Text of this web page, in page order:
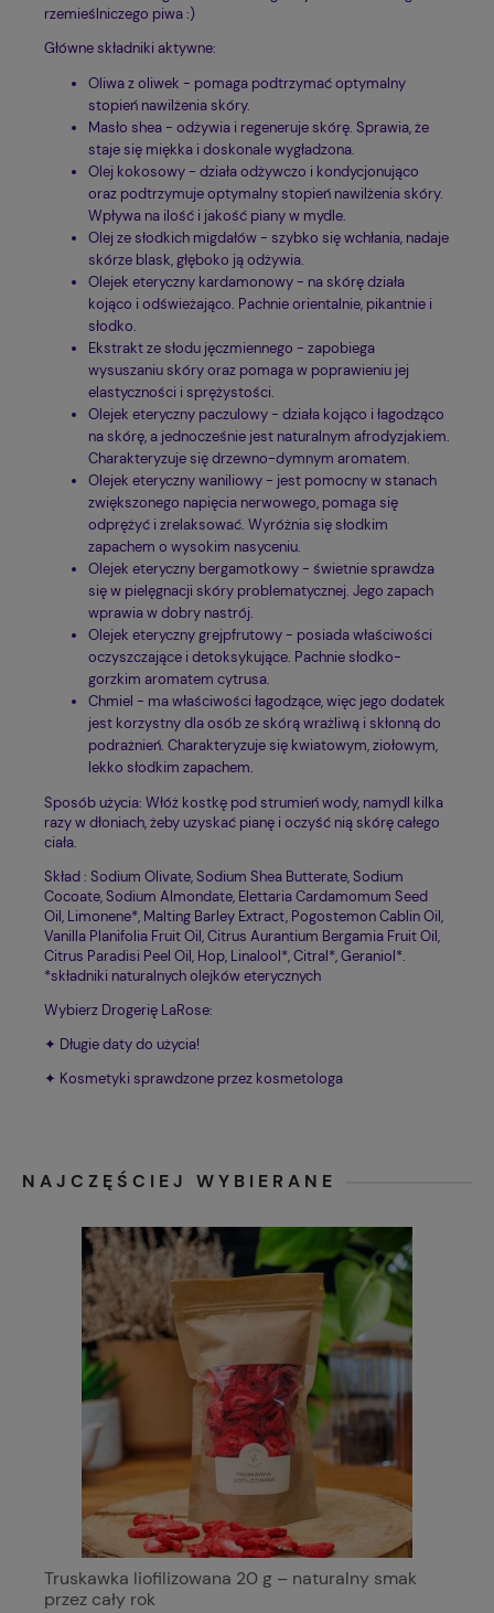
rzemieślniczego piwa :)
Główne składniki aktywne:
Oliwa z oliwek - pomaga podtrzymać optymalny
stopień nawilżenia skóry.
Masło shea - odżywia i regeneruje skórę. Sprawia, że
staje się miękka i doskonale wygładzona.
Olej kokosowy - działa odżywczo i kondycjonująco
oraz podtrzymuje optymalny stopień nawilżenia skóry.
Wpływa na ilość i jakość piany w mydle.
Olej ze słodkich migdałów - szybko się wchłania, nadaje
skórze blask, głęboko ją odżywia.
Olejek eteryczny kardamonowy - na skórę działa
kojąco i odświeżająco. Pachnie orientalnie, pikantnie i
słodko.
Ekstrakt ze słodu jęczmiennego - zapobiega
wysuszaniu skóry oraz pomaga w poprawieniu jej
elastyczności i sprężystości.
Olejek eteryczny paczulowy - działa kojąco i łagodząco
na skórę, a jednocześnie jest naturalnym afrodyzjakiem.
Charakteryzuje się drzewno-dymnym aromatem.
Olejek eteryczny waniliowy - jest pomocny w stanach
zwiększonego napięcia nerwowego, pomaga się
odprężyć i zrelaksować. Wyróżnia się słodkim
zapachem o wysokim nasyceniu.
Olejek eteryczny bergamotkowy - świetnie sprawdza
się w pielęgnacji skóry problematycznej. Jego zapach
wprawia w dobry nastrój.
Olejek eteryczny grejpfrutowy - posiada właściwości
oczyszczające i detoksykujące. Pachnie słodko-
gorzkim aromatem cytrusa.
Chmiel - ma właściwości łagodzące, więc jego dodatek
jest korzystny dla osób ze skórą wrażliwą i skłonną do
podrażnień. Charakteryzuje się kwiatowym, ziołowym,
lekko słodkim zapachem.
Sposób użycia: Włóż kostkę pod strumień wody, namydl kilka
razy w dłoniach, żeby uzyskać pianę i oczyść nią skórę całego
ciała.
Skład : Sodium Olivate, Sodium Shea Butterate, Sodium
Cocoate, Sodium Almondate, Elettaria Cardamomum Seed
Oil, Limonene*, Malting Barley Extract, Pogostemon Cablin Oil,
Vanilla Planifolia Fruit Oil, Citrus Aurantium Bergamia Fruit Oil,
Citrus Paradisi Peel Oil, Hop, Linalool*, Citral*, Geraniol*.
*składniki naturalnych olejków eterycznych
Wybierz Drogerię LaRose:
✦ Długie daty do użycia!
✦ Kosmetyki sprawdzone przez kosmetologa
NAJCZĘŚCIEJ WYBIERANE
Truskawka liofilizowana 20 g – naturalny smak
przez cały rok